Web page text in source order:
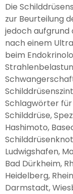
Die
zur Beurteilung
jedoch
nach einem
beim
Schlagwörter für
Schilddrüse,
Hashimoto,
Ludwigshafen,
Bad Dürkheim,
Heidelberg,
Darmstadt,